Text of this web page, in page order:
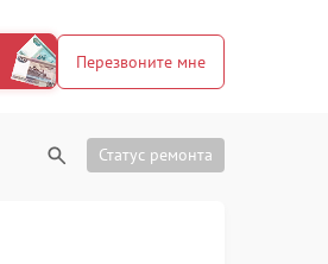
Перезвоните мне
Статус ремонта